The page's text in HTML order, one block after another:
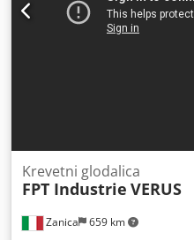
Zanica 659 km
Krevetni glodalica
FPT Industrie VERUS